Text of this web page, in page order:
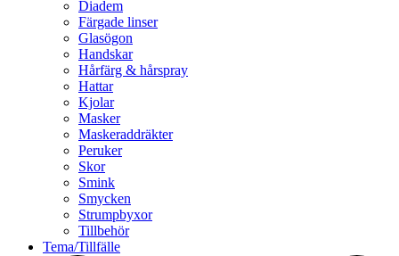
Diadem
Färgade linser
Glasögon
Handskar
Hårfärg & hårspray
Hattar
Kjolar
Masker
Maskeraddräkter
Peruker
Skor
Smink
Smycken
Strumpbyxor
Tillbehör
Tema/Tillfälle